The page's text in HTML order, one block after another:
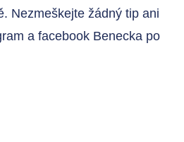
Nezmeškejte žádný tip ani
a facebook Benecka po